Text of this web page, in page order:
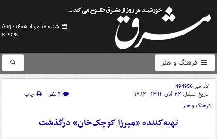
شنبه ۱۷ مرداد ۱۴۰۵ -
Aug
8 2026
فرهنگ و هنر
کد خبر494956
تاریخ انتشار: ۲۲ آبان ۱۳۹۴ - ۱۸:۱۲ ۴ نظر
چاپ
فرهنگ و هنر
تهیه‌کننده «میرزا کوچک‌خان» درگذشت